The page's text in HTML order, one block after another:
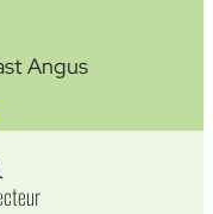
Angus